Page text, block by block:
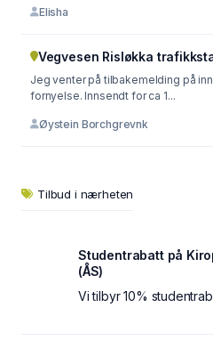
Elisha
Vegvesen Risløkka
Jeg venter på tilbakemelding på
fornyelse. Innsendt for ca 1...
Øystein Borchgrevnk
Tilbud i nærheten
Studentrabatt på
(ÅS)
Vi tilbyr 10%